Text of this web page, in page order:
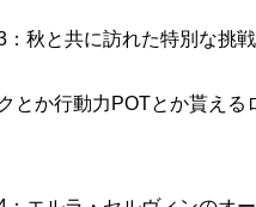
：秋と共に訪れた特別な挑
とか行動力POTとか貰える